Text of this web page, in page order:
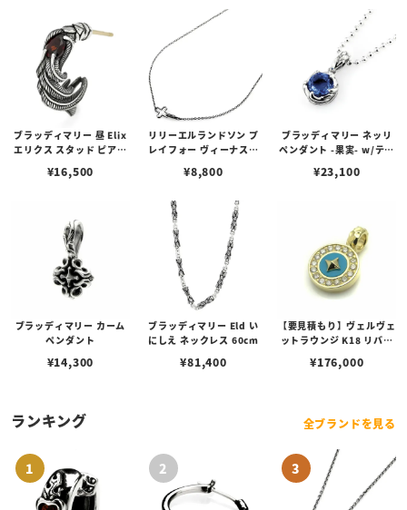
ブラッディマリー 昼 Elix
エリクス スタッド ピアス
¥16,500
リリーエルランドソン プ
レイフォー ヴィーナスチ
¥8,800
ブラッディマリー ネッリ
ペンダント -果実- w/ティ
¥23,100
ブラッディマリー カーム
ペンダント
¥14,300
ブラッディマリー Eld い
にしえ ネックレス 60cm
¥81,400
【要見積もり】ヴェルヴェ
ットラウンジ K18 リバテ
ターコイズ
¥176,000
ランキング 全ブランドを見る